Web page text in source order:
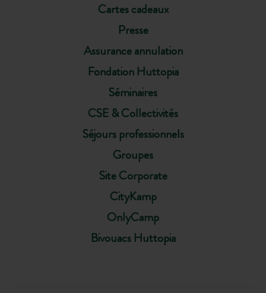
Cartes cadeaux
Presse
Assurance annulation
Fondation Huttopia
Séminaires
CSE & Collectivités
Séjours professionnels
Groupes
Site Corporate
CityKamp
OnlyCamp
Bivouacs Huttopia